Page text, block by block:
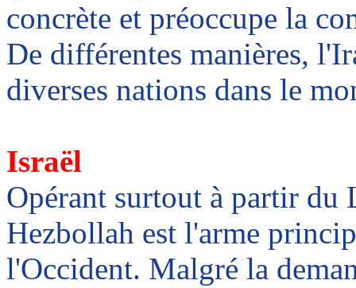
concrète et préoccupe la
De différentes manières,
diverses nations dans le
Israël
Opérant surtout à partir du
Hezbollah est l'arme
l'Occident. Malgré la